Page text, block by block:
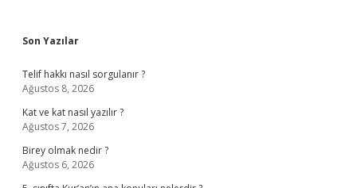
Sidebar
Son Yazılar
Telif hakkı nasıl sorgulanır ?
Ağustos 8, 2026
Kat ve kat nasıl yazılır ?
Ağustos 7, 2026
Birey olmak nedir ?
Ağustos 6, 2026